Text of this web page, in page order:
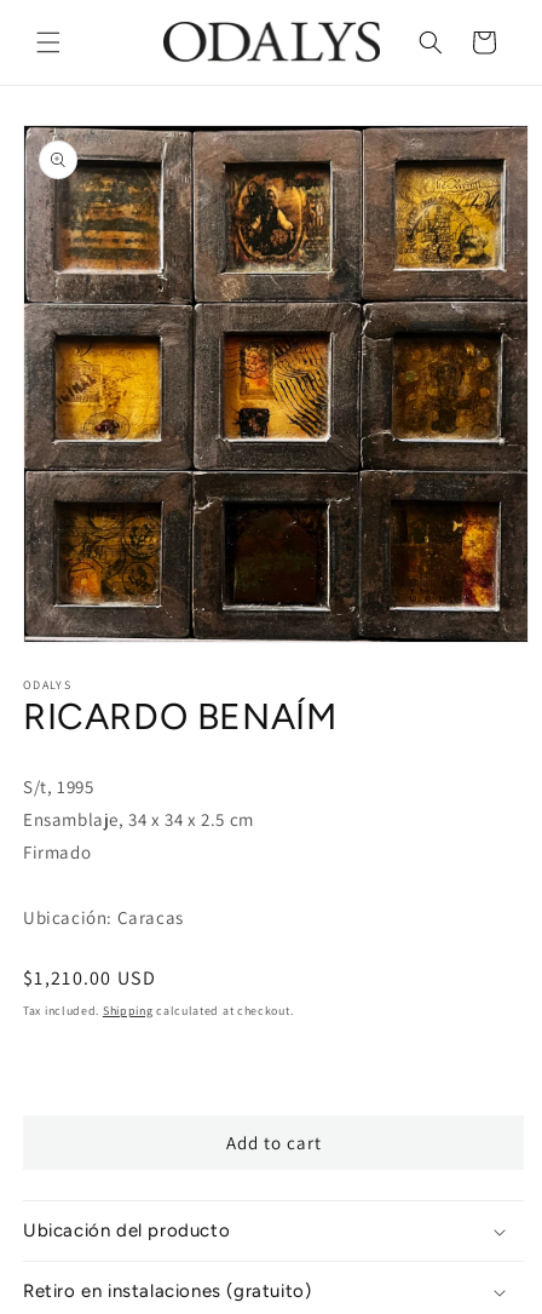
content
Cart
Skip to
product
information
1
in
modal
ODALYS
RICARDO BENAÍM
S/t, 1995
Ensamblaje, 34 x 34 x 2.5 cm
Firmado
Ubicación: Caracas
Regular
price
$1,210.00 USD
Tax included. Shipping calculated at checkout.
Add to cart
Ubicación del producto
Retiro en instalaciones (gratuito)